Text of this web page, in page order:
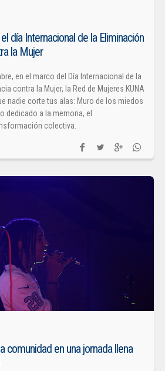
día Internacional de la Eliminación
la Mujer
en el marco del Día Internacional de la
contra la Mujer, la Red de Mujeres KUNA
nadie corte tus alas: Muro de los miedos
dedicado a la memoria, el
colectiva.
comunidad en una jornada llena